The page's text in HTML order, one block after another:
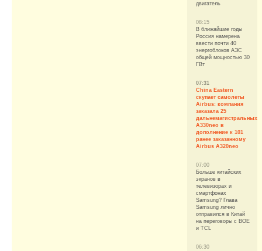
двигатель
08:15
В ближайшие годы
Россия намерена
ввести почти 40
энергоблоков АЭС
общей мощностью 30
ГВт
07:31
China Eastern
скупает самолеты
Airbus: компания
заказала 25
дальнемагистральных
A330neo в
дополнение к 101
ранее заказанному
Airbus A320neo
07:00
Больше китайских
экранов в
телевизорах и
смартфонах
Samsung? Глава
Samsung лично
отправился в Китай
на переговоры с BOE
и TCL
06:30